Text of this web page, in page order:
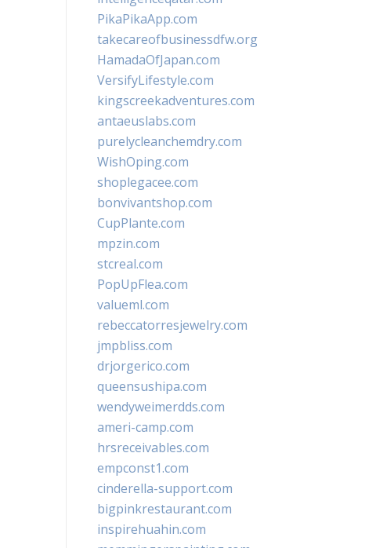
PikaPikaApp.com
takecareofbusinessdfw.org
HamadaOfJapan.com
VersifyLifestyle.com
kingscreekadventures.com
antaeuslabs.com
purelycleanchemdry.com
WishOping.com
shoplegacee.com
bonvivantshop.com
CupPlante.com
mpzin.com
stcreal.com
PopUpFlea.com
valueml.com
rebeccatorresjewelry.com
jmpbliss.com
drjorgerico.com
queensushipa.com
wendyweimerdds.com
ameri-camp.com
hrsreceivables.com
empconst1.com
cinderella-support.com
bigpinkrestaurant.com
inspirehuahin.com